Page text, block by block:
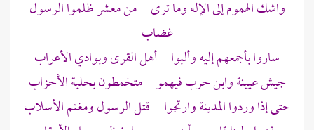
واشك الهموم إلى الإله وما ترى من معشر ظلموا الرسول
غضاب
ساروا بأجمعهم إليه وألبوا أهل القرى وبواديالأعراب
جيشعيينةوابن حربفيهمو متخمطون بحلبة الأحزاب
حتى إذا وردواالمدينةوارتجوا قتل الرسول ومغنم الأسلاب